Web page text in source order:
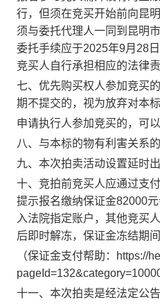
行，但须在竞买开始前向昆
须与委托代理人一同到昆明
委托手续应于2025年9月 28
竞买人自行承担相应的法律责
七、优先购买权人参加竞买
期不提交的，视为放弃对本
申请执行人参加竞买的，可
八、与本标的物有利害关系
九、本次拍卖活动设置延时出
十、竞拍前竞买人应通过支
提示报名缴纳保证金82000元
入法院指定账户，其他竞买
后即时解冻，保证金冻结期间
（保证金支付帮助：
https://
十一、本次拍卖是经法定公